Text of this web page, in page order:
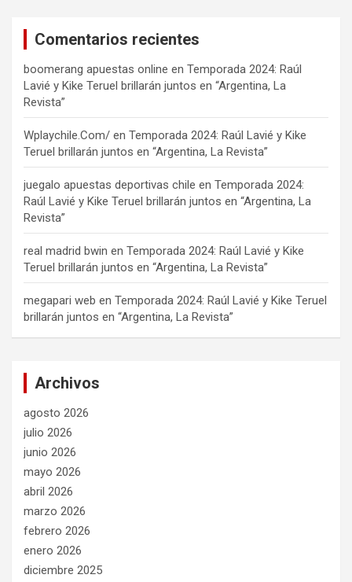
Comentarios recientes
boomerang apuestas online en Temporada 2024: Raúl
Lavié y Kike Teruel brillarán juntos en “Argentina, La
Revista”
Wplaychile.Com/ en Temporada 2024: Raúl Lavié y Kike
Teruel brillarán juntos en “Argentina, La Revista”
juegalo apuestas deportivas chile en Temporada 2024:
Raúl Lavié y Kike Teruel brillarán juntos en “Argentina, La
Revista”
real madrid bwin en Temporada 2024: Raúl Lavié y Kike
Teruel brillarán juntos en “Argentina, La Revista”
megapari web en Temporada 2024: Raúl Lavié y Kike Teruel
brillarán juntos en “Argentina, La Revista”
Archivos
agosto 2026
julio 2026
junio 2026
mayo 2026
abril 2026
marzo 2026
febrero 2026
enero 2026
diciembre 2025